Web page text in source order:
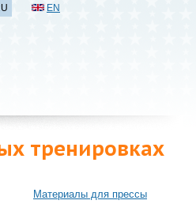
EN
тренировках
Материалы для прессы